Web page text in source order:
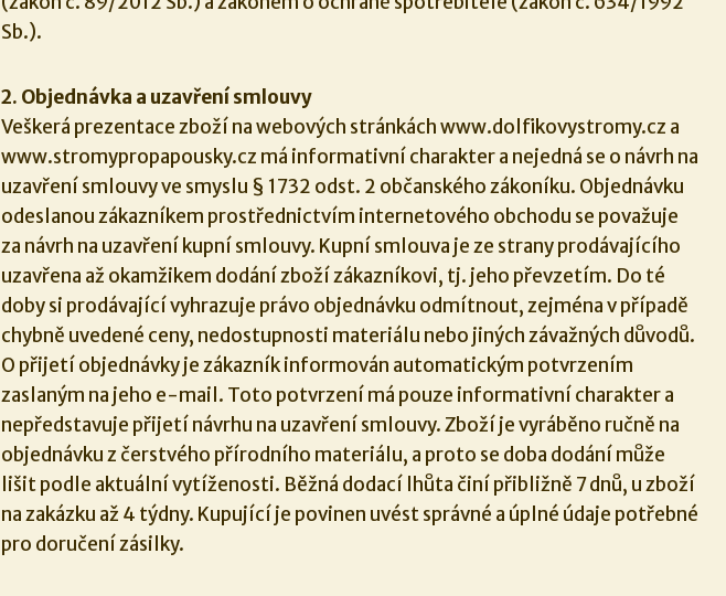
Sb.).
2. Objednávka a uzavření smlouvy
Veškerá prezentace zboží na webových stránkách www.dolfikovystromy.cz a
www.stromypropapousky.cz má informativní charakter a nejedná se o návrh na
uzavření smlouvy ve smyslu § 1732 odst. 2 občanského zákoníku. Objednávku
odeslanou zákazníkem prostřednictvím internetového obchodu se považuje
za návrh na uzavření kupní smlouvy. Kupní smlouva je ze strany prodávajícího
uzavřena až okamžikem dodání zboží zákazníkovi, tj. jeho převzetím. Do té
doby si prodávající vyhrazuje právo objednávku odmítnout, zejména v případě
chybně uvedené ceny, nedostupnosti materiálu nebo jiných závažných důvodů.
O přijetí objednávky je zákazník informován automatickým potvrzením
zaslaným na jeho e-mail. Toto potvrzení má pouze informativní charakter a
nepředstavuje přijetí návrhu na uzavření smlouvy. Zboží je vyráběno ručně na
objednávku z čerstvého přírodního materiálu, a proto se doba dodání může
lišit podle aktuální vytíženosti. Běžná dodací lhůta činí přibližně 7 dnů, u zboží
na zakázku až 4 týdny. Kupující je povinen uvést správné a úplné údaje potřebné
pro doručení zásilky.